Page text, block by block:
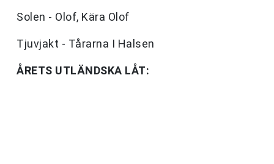
Solen - Olof, Kära Olof
Tjuvjakt - Tårarna I Halsen
ÅRETS UTLÄNDSKA LÅT: